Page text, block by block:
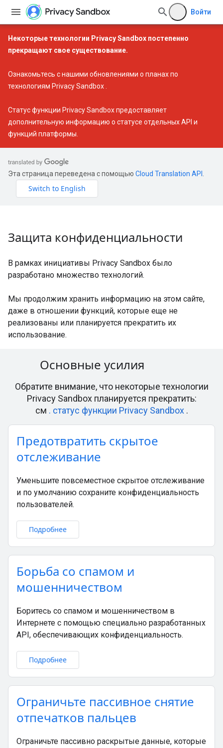
Войти
Некоторые технологии Privacy Sandbox постепенно
прекращают свое существование.
Ознакомьтесь с нашими обновлениями о планах по
технологиям Privacy Sandbox
Статус функции Privacy Sandboxпредоставляет
дополнительную информацию о статусе отдельных API и
функций платформы.
Эта страница переведена с помощью Cloud Translation API
Защита конфиденциальности
В рамках инициативы Privacy Sandbox было
разработано множество технологий.
Мы продолжим хранить информацию на этом сайте,
даже в отношении функций, которые еще не
реализованы или планируется прекратить их
использование.
Основные усилия
Обратите внимание, что некоторые технологии
Privacy Sandbox планируется прекратить:
см . статус функции Privacy Sandbox.
Предотвратить скрытое
отслеживание
Уменьшите повсеместное скрытое отслеживание
и по умолчанию сохраните конфиденциальность
пользователей.
Подробнее
Борьба со спамом и
мошенничеством
Боритесь со спамом и мошенничеством в
Интернете с помощью специально разработанных
API, обеспечивающих конфиденциальность.
Подробнее
Ограничьте пассивное снятие
отпечатков пальцев
Ограничьте пассивно раскрытые данные, которые